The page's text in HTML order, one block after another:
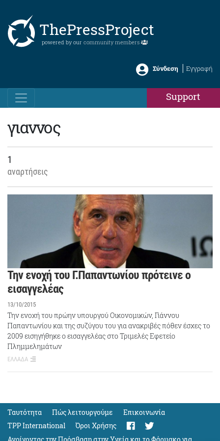
ThePressProject
powered by our community members
Σύνδεση Εγγραφή
Support
γιαννος
1
αναρτήσεις
Την ενοχή του Γ.Παπαντωνίου πρότεινε ο
εισαγγελέας
13/10/2015
Την ενοχή του πρώην υπουργού Οικονομικών, Γιάννου
Παπαντωνίου και της συζύγου του για ανακριβές πόθεν έσχες το
2009 εισηγήθηκε ο εισαγγελέας στο Τριμελές Εφετείο
Πλημμελημάτων
ΕΛΛΑΔΑ
Ταυτότητα Πώς λειτουργούμε
Eπικοινωνία
TPP International
Όροι Χρήσης